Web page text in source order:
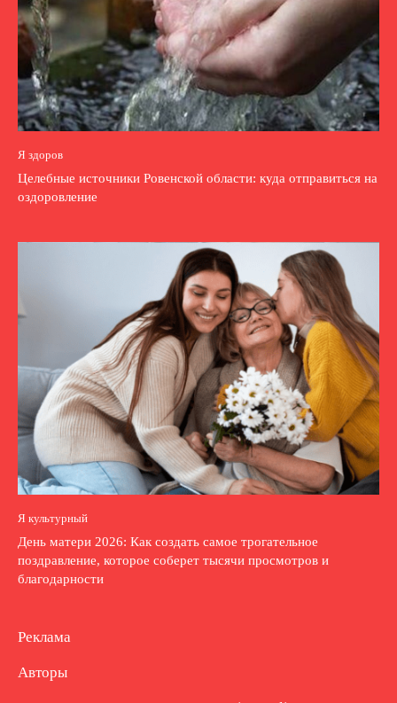
Я здоров
Целебные источники Ровенской области: куда отправиться на
оздоровление
Я культурный
День матери 2026: Как создать самое трогательное
поздравление, которое соберет тысячи просмотров и
благодарности
Реклама
Авторы